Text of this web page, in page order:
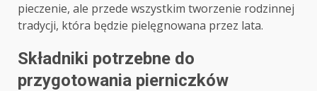
pieczenie, ale przede wszystkim tworzenie rodzinnej
tradycji, która będzie pielęgnowana przez lata.
Składniki potrzebne do
przygotowania pierniczków